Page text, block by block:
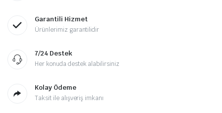
Garantili Hizmet
Ürünlerimiz garantilidir
7/24 Destek
Her konuda destek alabilirsiniz
Kolay Ödeme
Taksit ile alışveriş imkanı